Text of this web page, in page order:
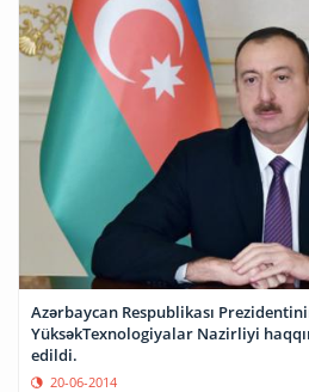
Azərbaycan Respublikası
YüksəkTexnologiyalar Nazirliyi
edildi.
20-06-2014